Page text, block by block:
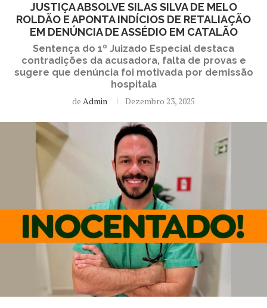
JUSTIÇA ABSOLVE SILAS SILVA DE MELO
ROLDÃO E APONTA INDÍCIOS DE RETALIAÇÃO
EM DENÚNCIA DE ASSÉDIO EM CATALÃO
Sentença do 1º Juizado Especial destaca
contradições da acusadora, falta de provas e
sugere que denúncia foi motivada por demissão
hospitala
de Admin Dezembro 23, 2025